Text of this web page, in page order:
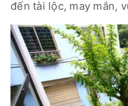
đến tài lộc, may mắn,